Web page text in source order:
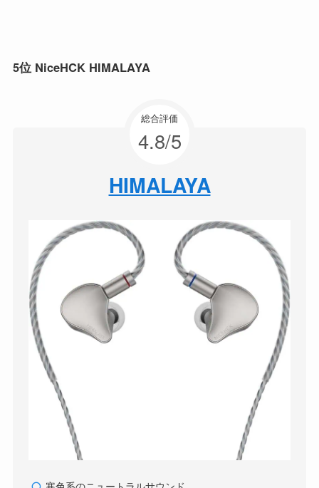
5位 NiceHCK HIMALAYA
総合評価
4.8/5
HIMALAYA